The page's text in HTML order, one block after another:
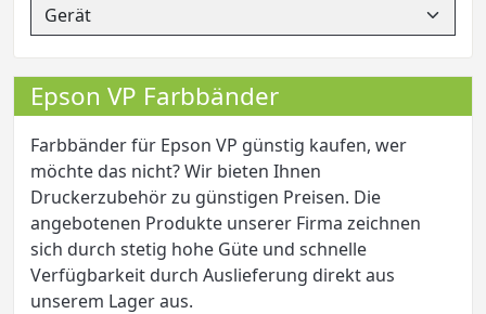
Epson VP Farbbänder
Farbbänder für Epson VP günstig kaufen, wer
möchte das nicht? Wir bieten Ihnen
Druckerzubehör zu günstigen Preisen. Die
angebotenen Produkte unserer Firma zeichnen
sich durch stetig hohe Güte und schnelle
Verfügbarkeit durch Auslieferung direkt aus
unserem Lager aus.